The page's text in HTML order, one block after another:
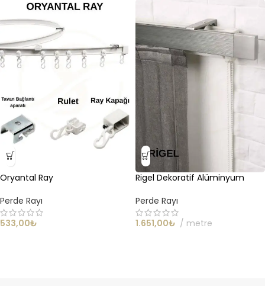
Oryantal Ray
Perde Rayı
533,00₺
Rigel Dekoratif Alüminyum
Perde Rayı
1.651,00₺ metre